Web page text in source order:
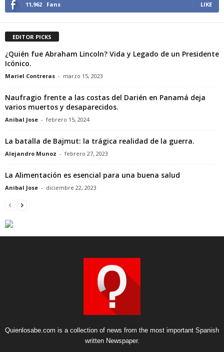
11,962 Fans LIKE
EDITOR PICKS
¿Quién fue Abraham Lincoln? Vida y Legado de un Presidente
Icónico.
Mariel Contreras - marzo 15, 2023
Naufragio frente a las costas del Darién en Panamá deja
varios muertos y desaparecidos.
Anibal Jose - febrero 15, 2024
La batalla de Bajmut: la trágica realidad de la guerra.
Alejandro Munoz - febrero 27, 2023
La Alimentación es esencial para una buena salud
Anibal Jose - diciembre 22, 2023
Quienlosabe.com is a collection of news from the most important Spanish
written Newspaper.